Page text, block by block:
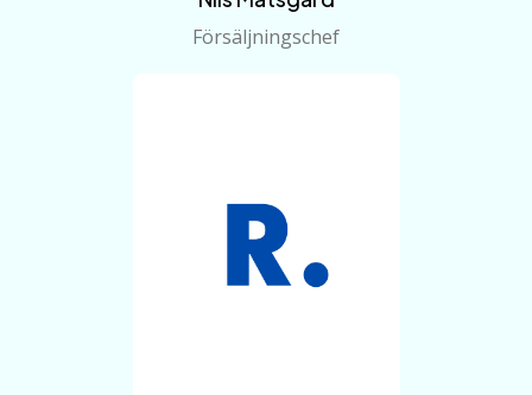
Försäljningschef